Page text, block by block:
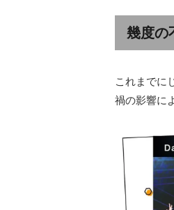
幾度の
これまでに
禍の影響に